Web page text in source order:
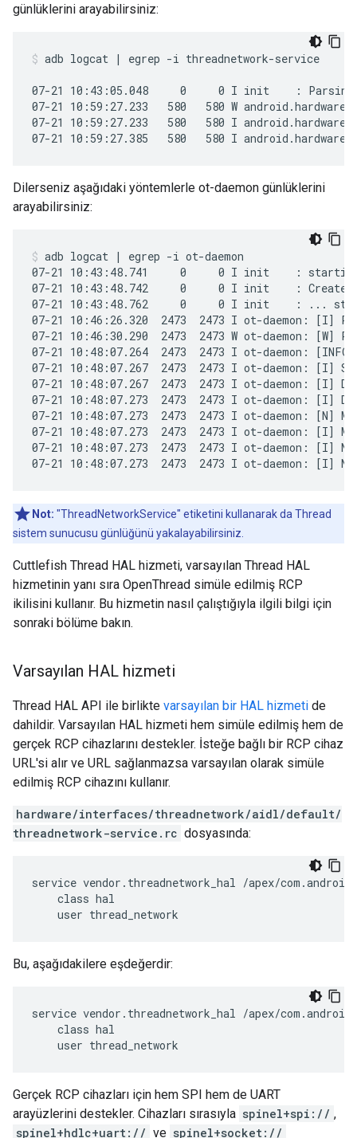
günlüklerini arayabilirsiniz:
adb logcat | egrep -i threadnetwork-service
07-21 10:43:05.048     0     0 I init    : Parsing
07-21 10:59:27.233   580   580 W
07-21 10:59:27.233   580   580 I
07-21 10:59:27.385   580   580 I
Dilerseniz aşağıdaki yöntemlerle ot-daemon günlüklerini
arayabilirsiniz:
adb logcat | egrep -i ot-daemon
07-21 10:43:48.741     0     0 I init    : starting
07-21 10:43:48.742     0     0 I init    : Created
07-21 10:43:48.762     0     0 I init    : ...
07-21 10:46:26.320  2473  2473 I ot-daemon: [I]
07-21 10:46:30.290  2473  2473 W ot-daemon: [W]
07-21 10:48:07.264  2473  2473 I ot-daemon:
07-21 10:48:07.267  2473  2473 I ot-daemon: [I]
07-21 10:48:07.267  2473  2473 I ot-daemon: [I]
07-21 10:48:07.273  2473  2473 I ot-daemon: [I]
07-21 10:48:07.273  2473  2473 I ot-daemon: [N]
07-21 10:48:07.273  2473  2473 I ot-daemon:
07-21 10:48:07.273  2473  2473 I ot-daemon: [I]
Not: "ThreadNetworkService" etiketini kullanarak da Thread
sistem sunucusu günlüğünü yakalayabilirsiniz.
Cuttlefish Thread HAL hizmeti, varsayılan Thread HAL
hizmetinin yanı sıra OpenThread simüle edilmiş RCP
ikilisini kullanır. Bu hizmetin nasıl çalıştığıyla ilgili bilgi için
sonraki bölüme bakın.
Varsayılan HAL hizmeti
Thread HAL API ile birlikte varsayılan bir HAL hizmeti de
dahildir. Varsayılan HAL hizmeti hem simüle edilmiş hem de
gerçek RCP cihazlarını destekler. İsteğe bağlı bir RCP cihaz
URL'si alır ve URL sağlanmazsa varsayılan olarak simüle
edilmiş RCP cihazını kullanır.
hardware/interfaces/threadnetwork/aidl/default/
threadnetwork-service.rc dosyasında:
service vendor.threadnetwork_hal /apex/
    class hal
    user thread_network
Bu, aşağıdakilere eşdeğerdir:
service vendor.threadnetwork_hal /apex/
    class hal
    user thread_network
Gerçek RCP cihazları için hem SPI hem de UART
arayüzlerini destekler. Cihazları sırasıyla spinel+spi:// ,
spinel+hdlc+uart:// ve spinel+socket://